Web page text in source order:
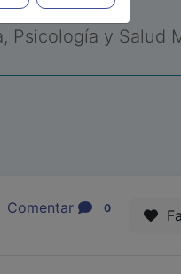
Psicología y Salud
Comentar 0